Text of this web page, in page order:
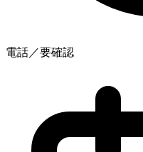
電話／要確認